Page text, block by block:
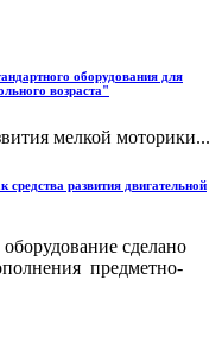
оборудования для
возраста"
мелкой моторики...
средства развития двигательной
сделано
предметно-